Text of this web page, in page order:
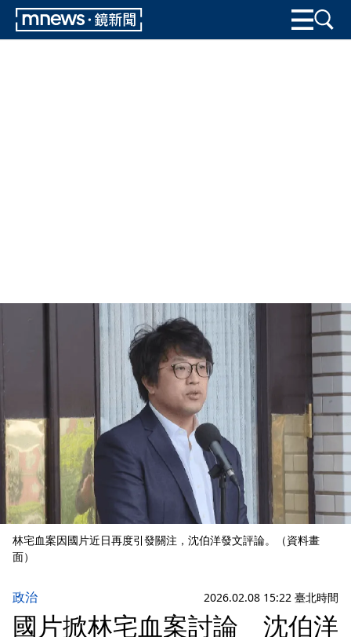
林宅血案因國片近日再度引發關注，沈伯洋發文評論。（資料畫
面）
政治 2026.02.08 15:22 臺北時間
國片掀林宅血案討論 沈伯洋